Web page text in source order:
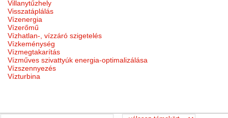
Villanytűzhely
Visszatáplálás
Vízenergia
Vízerőmű
Vízhatlan-, vízzáró szigetelés
Vízkeménység
Vízmegtakarítás
Vízműves szivattyúk energia-optimalizálása
Vízszennyezés
Vízturbina